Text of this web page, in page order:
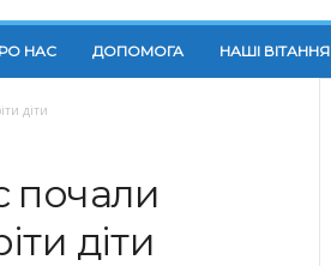
НАС ДОПОМОГА НАШІ ВІТАННЯ
діти
почали
діти